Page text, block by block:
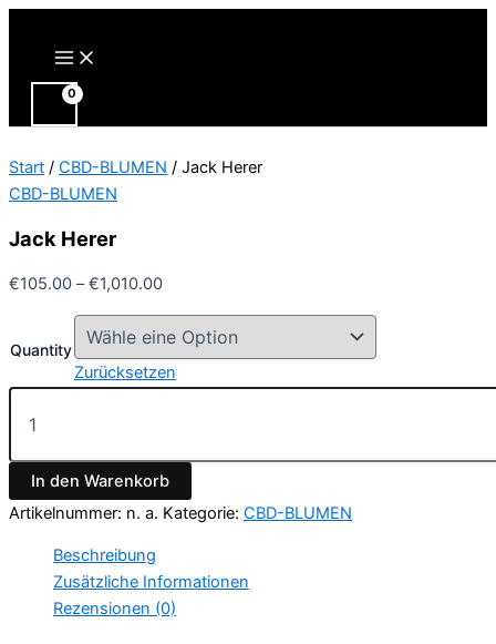
Main
Menu
Start / CBD-BLUMEN / Jack Herer
CBD-BLUMEN
Jack Herer
€105.00 –€1,010.00Preisspanne:
bis
€1,010.00
Quantity
Zurücksetzen
Jack
Herer
In den Warenkorb
Artikelnummer: n. a. Kategorie: CBD-BLUMEN
Beschreibung
Zusätzliche Informationen
Rezensionen (0)